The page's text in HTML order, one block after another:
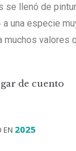
se llenó de
una especie
valores
de cuento
EN 2025